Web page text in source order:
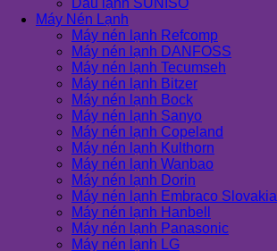
Máy Nén Lạnh
Máy nén lạnh Refcomp
Máy nén lạnh DANFOSS
Máy nén lạnh Tecumseh
Máy nén lạnh Bitzer
Máy nén lạnh Bock
Máy nén lạnh Sanyo
Máy nén lạnh Copeland
Máy nén lạnh Kulthorn
Máy nén lạnh Wanbao
Máy nén lạnh Dorin
Máy nén lạnh Embraco Slovakia
Máy nén lạnh Hanbell
Máy nén lạnh Panasonic
Máy nén lạnh LG